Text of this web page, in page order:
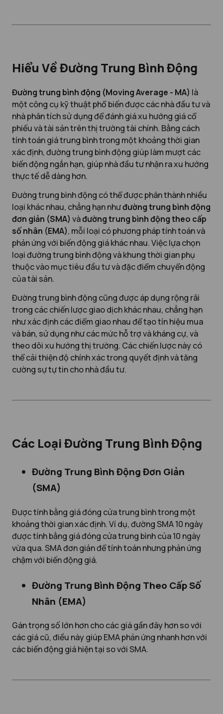
Hiểu Về Đường Trung Bình Động
Đường trung bình động (Moving Average - MA) là
một công cụ kỹ thuật phổ biến được các nhà đầu tư và
nhà phân tích sử dụng để đánh giá xu hướng giá cổ
phiếu và tài sản trên thị trường tài chính. Bằng cách
tính toán giá trung bình trong một khoảng thời gian
xác định, đường trung bình động giúp làm mượt các
biến động ngắn hạn, giúp nhà đầu tư nhận ra xu hướng
thực tế dễ dàng hơn.
Đường trung bình động có thể được phân thành nhiều
loại khác nhau, chẳng hạn nhưđường trung bình động
đơn giản (SMA) vàđường trung bình động theo cấp
số nhân (EMA), mỗi loại có phương pháp tính toán và
phản ứng với biến động giá khác nhau. Việc lựa chọn
loại đường trung bình động và khung thời gian phụ
thuộc vào mục tiêu đầu tư và đặc điểm chuyển động
của tài sản.
Đường trung bình động cũng được áp dụng rộng rãi
trong các chiến lược giao dịch khác nhau, chẳng hạn
như xác định các điểm giao nhau để tạo tín hiệu mua
và bán, sử dụng như các mức hỗ trợ và kháng cự, và
theo dõi xu hướng thị trường. Các chiến lược này có
thể cải thiện độ chính xác trong quyết định và tăng
cường sự tự tin cho nhà đầu tư.
Các Loại Đường Trung Bình Động
Đường Trung Bình Động Đơn Giản
(SMA)
Được tính bằng giá đóng cửa trung bình trong một
khoảng thời gian xác định. Ví dụ, đường SMA 10 ngày
được tính bằng giá đóng cửa trung bình của 10 ngày
vừa qua. SMA đơn giản để tính toán nhưng phản ứng
chậm với biến động giá.
Đường Trung Bình Động Theo Cấp Số
Nhân (EMA)
Gán trọng số lớn hơn cho các giá gần đây hơn so với
các giá cũ, điều này giúp EMA phản ứng nhanh hơn với
các biến động giá hiện tại so với SMA.